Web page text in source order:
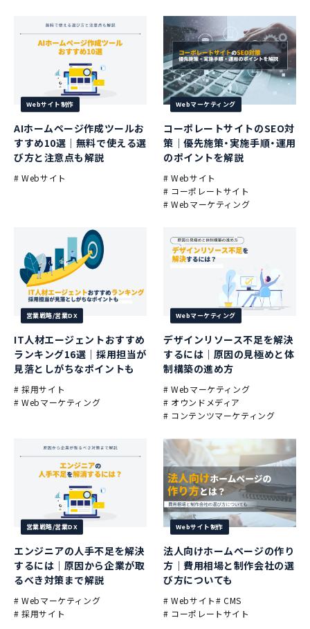
Webサイト制作
AIホームページ作成ツールお
すすめ10選｜無料で使える選
び方と注意点も解説
# Webサイト
Webマーケティング
コーポレートサイトのSEO対
策｜優先施策・実施手順・運用
のポイントを解説
# Webサイト
# コーポレートサイト
# Webマーケティング
営業戦略/営業DX
IT人材エージェントおすすめ
ランキング16選｜採用担当が
見落としがちなポイントも
# 採用サイト
# Webマーケティング
Webマーケティング
デザインリソース不足を解決
するには｜原因の見極めと体
制構築の進め方
# Webマーケティング
# オウンドメディア
# コンテンツマーケティング
営業戦略/営業DX
エンジニアの人手不足を解決
するには｜原因から企業が取
るべき対策まで解説
# Webマーケティング
# 採用サイト
Webサイト制作
法人向けホームページの作り
方｜費用相場と制作会社の選
び方についても
# Webサイト# CMS
# コーポレートサイト